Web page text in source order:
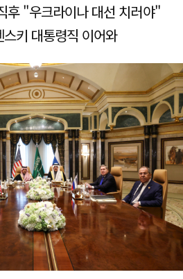
후 "우크라이나 대선 치러야"
키 대통령직 이어와